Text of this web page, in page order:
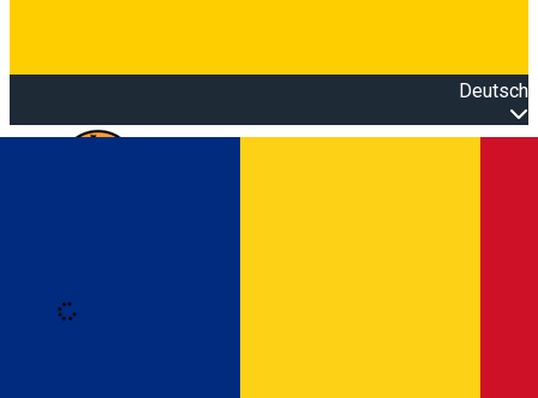
Deutsch